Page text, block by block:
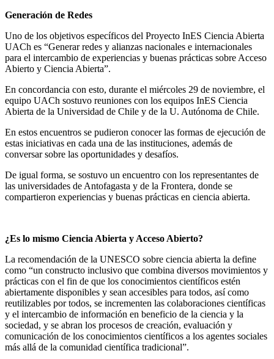
Generación de Redes
Uno de los objetivos específicos del Proyecto InES Ciencia Abierta
UACh es “Generar redes y alianzas nacionales e internacionales
para el intercambio de experiencias y buenas prácticas sobre Acceso
Abierto y Ciencia Abierta”.
En concordancia con esto, durante el miércoles 29 de noviembre, el
equipo UACh sostuvo reuniones con los equipos InES Ciencia
Abierta de la Universidad de Chile y de la U. Autónoma de Chile.
En estos encuentros se pudieron conocer las formas de ejecución de
estas iniciativas en cada una de las instituciones, además de
conversar sobre las oportunidades y desafíos.
De igual forma, se sostuvo un encuentro con los representantes de
las universidades de Antofagasta y de la Frontera, donde se
compartieron experiencias y buenas prácticas en ciencia abierta.
¿Es lo mismo Ciencia Abierta y Acceso Abierto?
La recomendación de la UNESCO sobre ciencia abierta la define
como “un constructo inclusivo que combina diversos movimientos y
prácticas con el fin de que los conocimientos científicos estén
abiertamente disponibles y sean accesibles para todos, así como
reutilizables por todos, se incrementen las colaboraciones científicas
y el intercambio de información en beneficio de la ciencia y la
sociedad, y se abran los procesos de creación, evaluación y
comunicación de los conocimientos científicos a los agentes sociales
más allá de la comunidad científica tradicional”.